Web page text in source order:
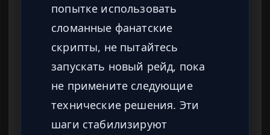
попытке использовать
сломанные фанатские
скрипты, не пытайтесь
запускать новый рейд, пока
не примените следующие
технические решения. Эти
шаги стабилизируют